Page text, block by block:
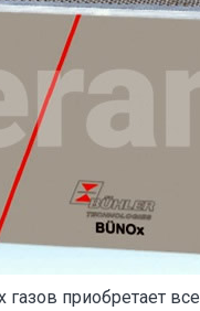
приобретает все